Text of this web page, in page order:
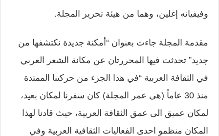
وفيفيانه إغلين، وهما من هيئة تحرير المجلة.
مقدمة المجلة جاءت بعنوان “أمكنة جديدة نكتشفها من
جديد” تحدثت فيها المحررتان عن مكانة الشعر العربي
في الثقافة العربية “في هذا الجزء من حركتنا الممتدة
منذ 30 عاماً (هي عمر المجلة) كان سفرنا لمكان بعيد،
لمكان عميق الى عمق الثقافة العربية، حيث قادنا لهذا
المكان منظمو احدى الفعاليات الثقافية العربية وفي